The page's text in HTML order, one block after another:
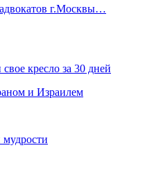
г.Москвы…
кресло за 30 дней
и Израилем